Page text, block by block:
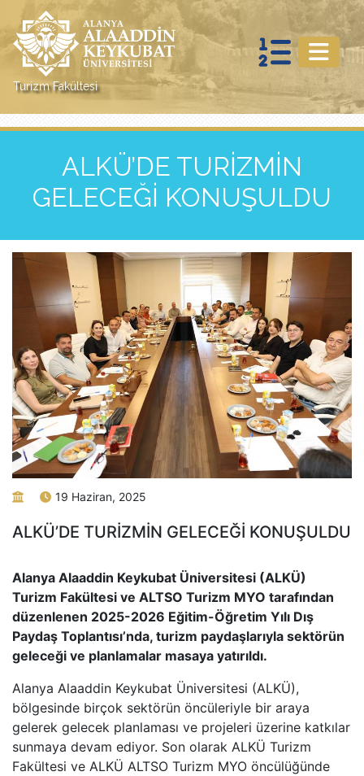
Turizm Fakültesi
ALKÜ’DE TURİZMİN
GELECEĞİ KONUŞULDU
19 Haziran, 2025
ALKÜ’DE TURİZMİN GELECEĞİ KONUŞULDU
Alanya Alaaddin Keykubat Üniversitesi (ALKÜ)
Turizm Fakültesi ve ALTSO Turizm MYO tarafından
düzenlenen 2025-2026 Eğitim-Öğretim Yılı Dış
Paydaş Toplantısı’nda, turizm paydaşlarıyla sektörün
geleceği ve planlamalar masaya yatırıldı.
Alanya Alaaddin Keykubat Üniversitesi (ALKÜ),
bölgesinde birçok sektörün öncüleriyle bir araya
gelerek gelecek planlaması ve projeleri üzerine katkılar
sunmaya devam ediyor. Son olarak ALKÜ Turizm
Fakültesi ve ALKÜ ALTSO Turizm MYO öncülüğünde